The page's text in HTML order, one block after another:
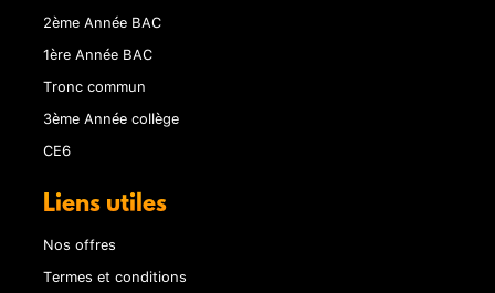
2ème Année BAC
1ère Année BAC
Tronc commun
3ème Année collège
CE6
Liens utiles
Nos offres
Termes et conditions